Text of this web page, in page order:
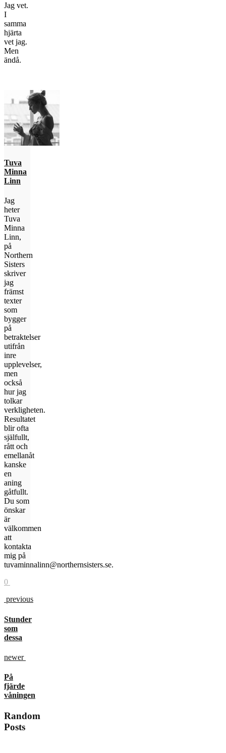
Jag vet.
I
samma
hjärta
vet jag.
Men
ändå.
Tuva
Minna
Linn
Jag
heter
Tuva
Minna
Linn,
på
Northern
Sisters
skriver
jag
främst
texter
som
bygger
på
betraktelser
utifrån
inre
upplevelser,
men
också
hur jag
tolkar
verkligheten.
Resultatet
blir ofta
själfullt,
rått och
emellanåt
kanske
en
aning
gåtfullt.
Du som
önskar
är
välkommen
att
kontakta
mig på
tuvaminnalinn@northernsisters.se.
0
previous
Stunder
som
dessa
newer
På
fjärde
våningen
Random
Posts